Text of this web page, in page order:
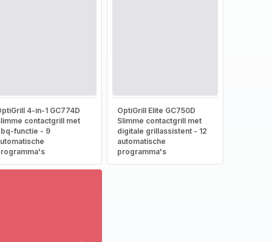
4-in-1 GC774D
contactgrill met
functie - 9
OptiGrill Elite GC750D
Slimme contactgrill met
digitale grillassistent - 12
automatische
programma's